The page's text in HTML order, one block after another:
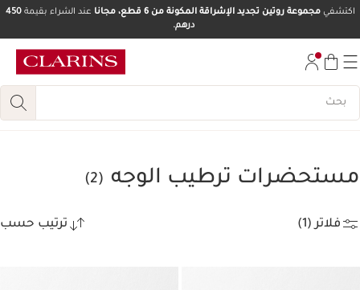
انتقل إلى أسفل الصفحة
اكتشفيمجموعة روتين تجديد الإشراقة المكونة من 6 قطع، مجانا عند الشراء بقيمة450
درهم.
مستحضرات ترطيب الوجه (2)
فلاتر (1) ترتيب حسب